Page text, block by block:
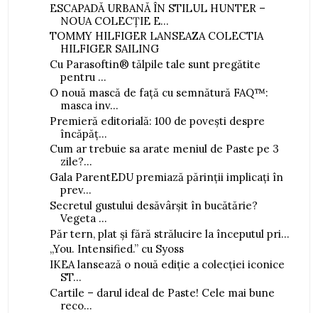
ESCAPADĂ URBANĂ ÎN STILUL HUNTER –
NOUA COLECȚIE E...
TOMMY HILFIGER LANSEAZA COLECTIA
HILFIGER SAILING
Cu Parasoftin® tălpile tale sunt pregătite
pentru ...
O nouă mască de față cu semnătură FAQ™:
masca inv...
Premieră editorială: 100 de povești despre
încăpăț...
Cum ar trebuie sa arate meniul de Paste pe 3
zile?...
Gala ParentEDU premiază părinții implicați în
prev...
Secretul gustului desăvârșit în bucătărie?
Vegeta ...
Păr tern, plat și fără strălucire la începutul pri...
„You. Intensified.” cu Syoss
IKEA lansează o nouă ediție a colecției iconice
ST...
Cartile – darul ideal de Paste! Cele mai bune
reco...